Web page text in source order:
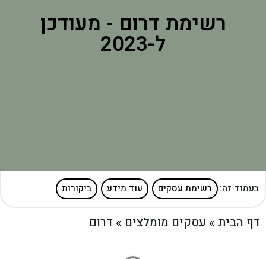
רשימת דרום - מעודכן
ל-2023
בעמוד זה: רשימת עסקים עוד מידע ביקורות
דף הבית » עסקים מומלצים » דרום